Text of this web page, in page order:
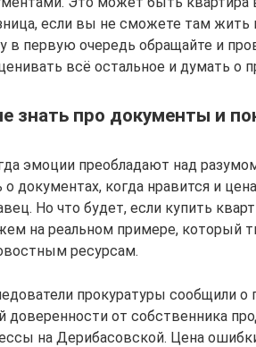
если вы не сможете там жить
в первую очередь обращайте и
всё остальное и думать о
знать про документы и
эмоции преобладают над
документах, когда нравится и
Но что будет, если купить
на реальном примере, который
ресурсам.
прокуратуры сообщили
доверенности от собственника
на Дерибасовской. Цена